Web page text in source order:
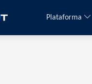
Plataforma